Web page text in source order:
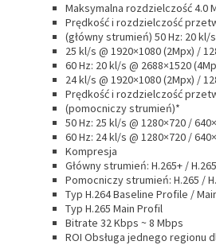
Maksymalna rozdzielczość 4.0
Prędkość i rozdzielczość
(główny strumień) 50 Hz: 20 kl/
25 kl/s @ 1920×1080 (2Mpx) /
60 Hz: 20 kl/s @ 2688×1520
24 kl/s @ 1920×1080 (2Mpx) /
Prędkość i rozdzielczość
(pomocniczy strumień)*
50 Hz: 25 kl/s @ 1280×720 /
60 Hz: 24 kl/s @ 1280×720 /
Kompresja
Główny strumień: H.265+ /
Pomocniczy strumień: H.265 /
Typ H.264 Baseline Profile /
Typ H.265 Main Profil
Bitrate 32 Kbps ~ 8 Mbps
ROI Obsługa jednego regionu